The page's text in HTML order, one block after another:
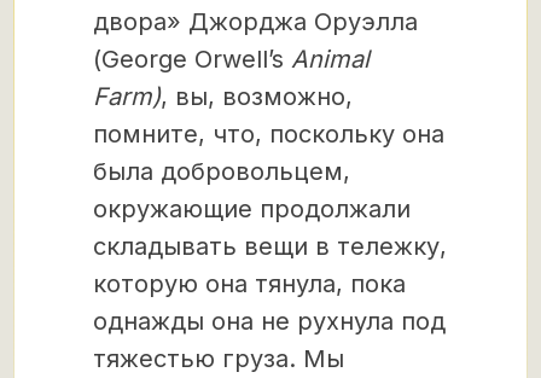
двора» Джорджа Оруэлла
(George Orwell’s Animal
Farm), вы, возможно,
помните, что, поскольку она
была добровольцем,
окружающие продолжали
складывать вещи в тележку,
которую она тянула, пока
однажды она не рухнула под
тяжестью груза. Мы